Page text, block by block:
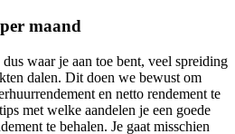
maand
waar je aan toe bent, veel spreiding
dalen. Dit doen we bewust om
en netto rendement te
met welke aandelen je een goede
te behalen. Je gaat misschien